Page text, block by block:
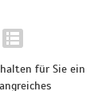
für Sie ein